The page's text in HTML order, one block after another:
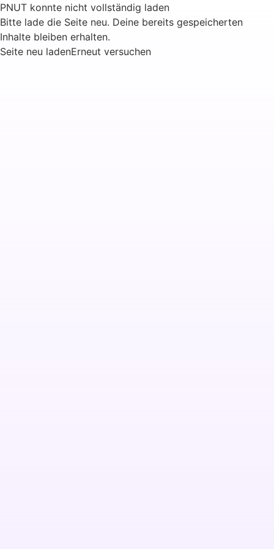
PNUT konnte nicht vollständig laden
Bitte lade die Seite neu. Deine bereits gespeicherten
Inhalte bleiben erhalten.
Seite neu ladenErneut versuchen